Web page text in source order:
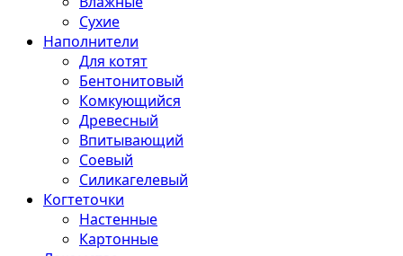
Сухие
Наполнители
Для котят
Бентонитовый
Комкующийся
Древесный
Впитывающий
Соевый
Силикагелевый
Когтеточки
Настенные
Картонные